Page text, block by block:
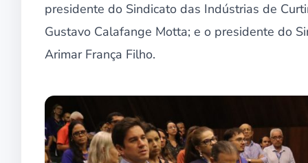
presidente do Sindicato das Indústrias de
Gustavo Calafange Motta; e o presidente do
Arimar França Filho.